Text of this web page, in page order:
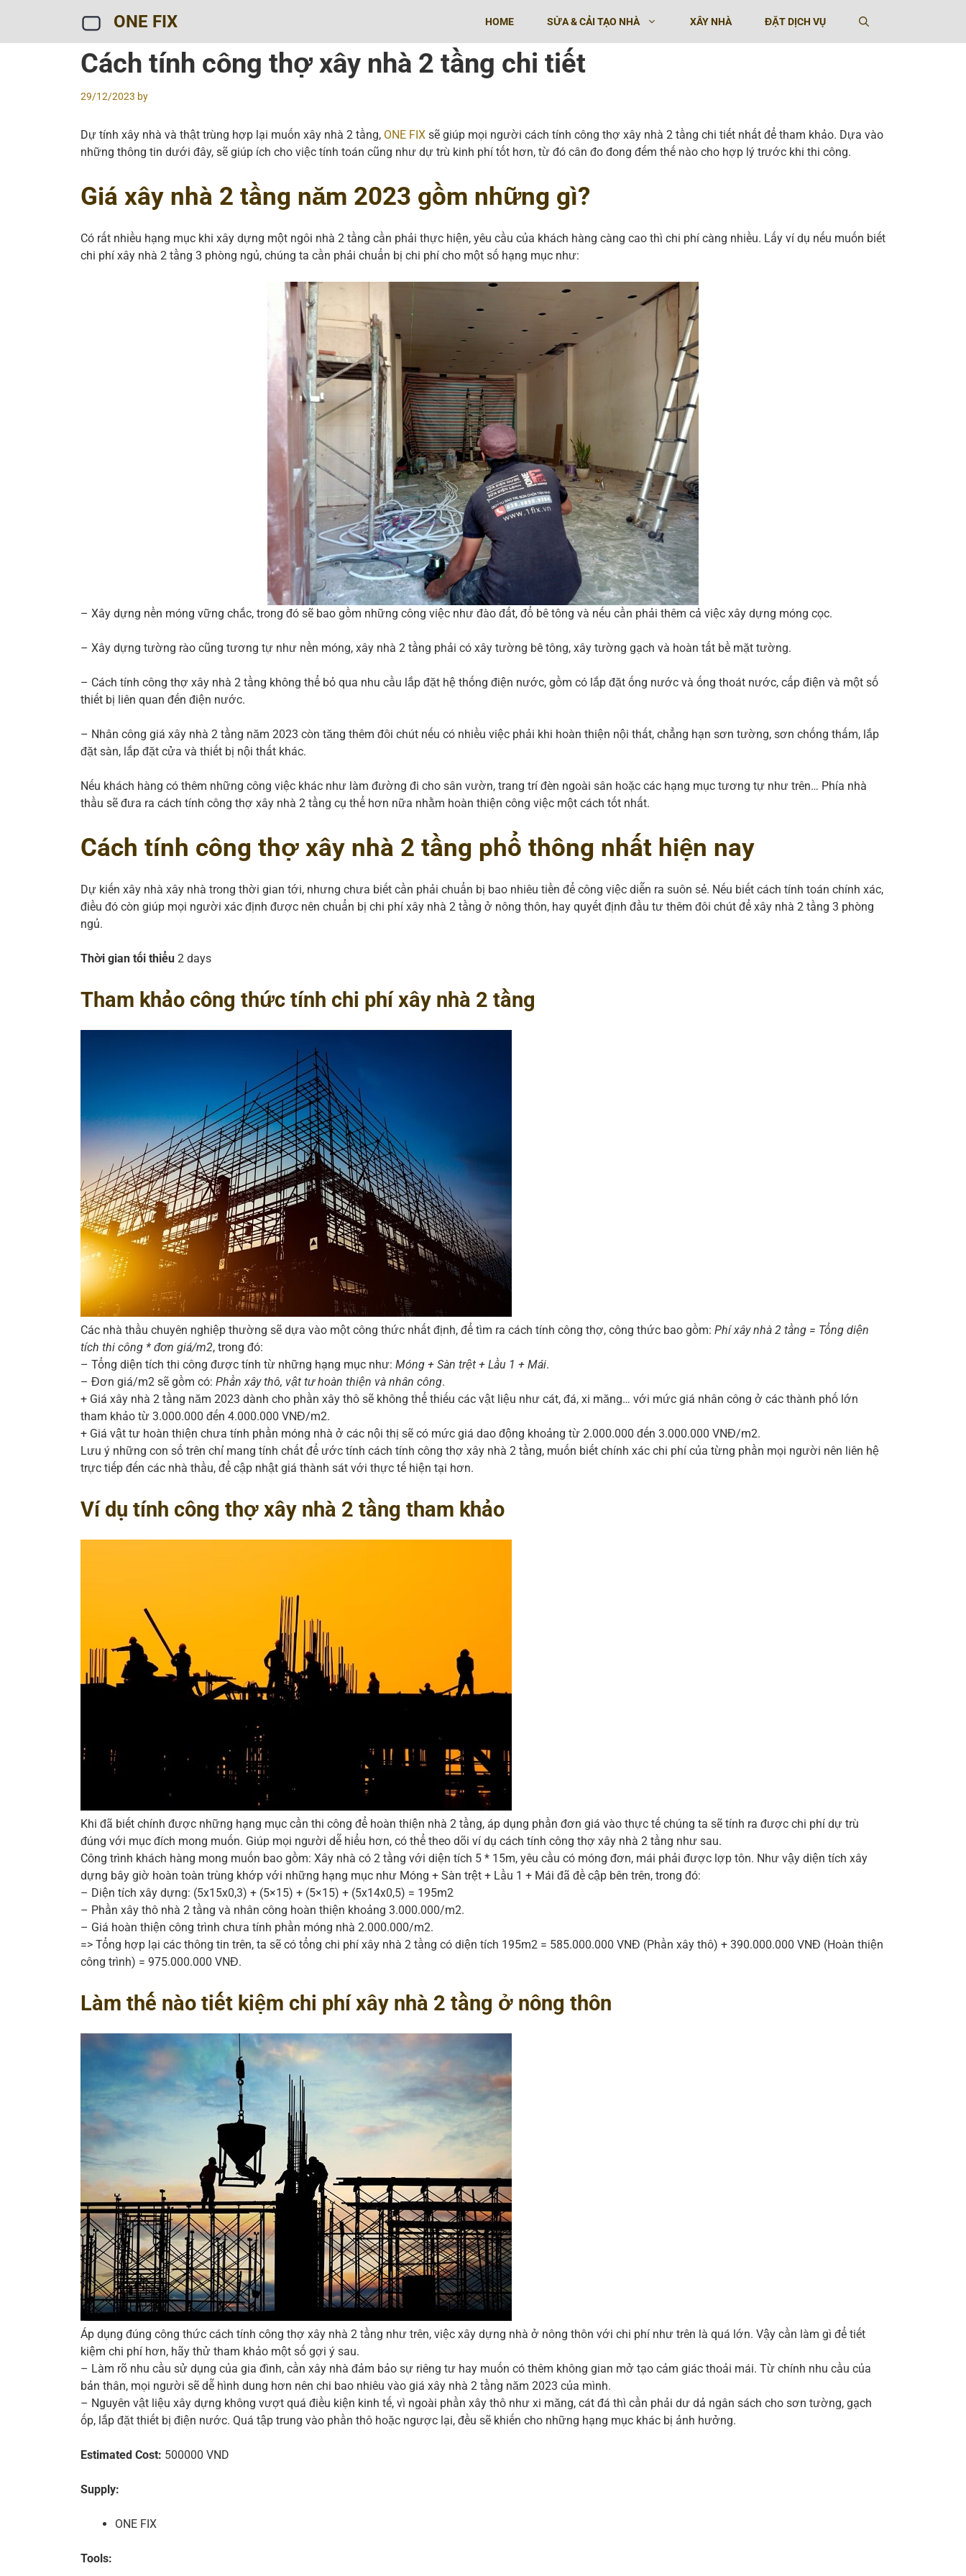
content
ONE FIX HOME SỬA & CẢI TẠO NHÀ
CHỐNG THẤM SÂN THƯỢNG
CHỐNG THẤM TOILET
XÂY NHÀ ĐẶT DỊCH VỤ
Cách tính công thợ xây nhà 2 tầng chi tiết
29/12/2023 by
Dự tính xây nhà và thật trùng hợp lại muốn xây nhà 2 tầng, ONE FIX sẽ giúp mọi người cách tính công thợ xây nhà 2 tầng chi tiết nhất để tham khảo. Dựa vào
những thông tin dưới đây, sẽ giúp ích cho việc tính toán cũng như dự trù kinh phí tốt hơn, từ đó cân đo đong đếm thế nào cho hợp lý trước khi thi công.
Giá xây nhà 2 tầng năm 2023 gồm những gì?
Có rất nhiều hạng mục khi xây dựng một ngôi nhà 2 tầng cần phải thực hiện, yêu cầu của khách hàng càng cao thì chi phí càng nhiều. Lấy ví dụ nếu muốn biết
chi phí xây nhà 2 tầng 3 phòng ngủ, chúng ta cần phải chuẩn bị chi phí cho một số hạng mục như:
– Xây dựng nền móng vững chắc, trong đó sẽ bao gồm những công việc như đào đất, đổ bê tông và nếu cần phải thêm cả việc xây dựng móng cọc.
– Xây dựng tường rào cũng tương tự như nền móng, xây nhà 2 tầng phải có xây tường bê tông, xây tường gạch và hoàn tất bề mặt tường.
– Cách tính công thợ xây nhà 2 tầng không thể bỏ qua nhu cầu lắp đặt hệ thống điện nước, gồm có lắp đặt ống nước và ống thoát nước, cấp điện và một số
thiết bị liên quan đến điện nước.
– Nhân công giá xây nhà 2 tầng năm 2023 còn tăng thêm đôi chút nếu có nhiều việc phải khi hoàn thiện nội thất, chẳng hạn sơn tường, sơn chống thấm, lắp
đặt sàn, lắp đặt cửa và thiết bị nội thất khác.
Nếu khách hàng có thêm những công việc khác như làm đường đi cho sân vườn, trang trí đèn ngoài sân hoặc các hạng mục tương tự như trên… Phía nhà
thầu sẽ đưa ra cách tính công thợ xây nhà 2 tầng cụ thể hơn nữa nhằm hoàn thiện công việc một cách tốt nhất.
Cách tính công thợ xây nhà 2 tầng phổ thông nhất hiện nay
Dự kiến xây nhà xây nhà trong thời gian tới, nhưng chưa biết cần phải chuẩn bị bao nhiêu tiền để công việc diễn ra suôn sẻ. Nếu biết cách tính toán chính xác,
điều đó còn giúp mọi người xác định được nên chuẩn bị chi phí xây nhà 2 tầng ở nông thôn, hay quyết định đầu tư thêm đôi chút để xây nhà 2 tầng 3 phòng
ngủ.
Thời gian tối thiểu 2 days
Tham khảo công thức tính chi phí xây nhà 2 tầng
Các nhà thầu chuyên nghiệp thường sẽ dựa vào một công thức nhất định, để tìm ra cách tính công thợ, công thức bao gồm: Phí xây nhà 2 tầng = Tổng diện
tích thi công * đơn giá/m2, trong đó:
– Tổng diện tích thi công được tính từ những hạng mục như: Móng + Sàn trệt + Lầu 1 + Mái.
– Đơn giá/m2 sẽ gồm có: Phần xây thô, vật tư hoàn thiện và nhân công.
+ Giá xây nhà 2 tầng năm 2023 dành cho phần xây thô sẽ không thể thiếu các vật liệu như cát, đá, xi măng… với mức giá nhân công ở các thành phố lớn
tham khảo từ 3.000.000 đến 4.000.000 VNĐ/m2.
+ Giá vật tư hoàn thiện chưa tính phần móng nhà ở các nội thị sẽ có mức giá dao động khoảng từ 2.000.000 đến 3.000.000 VNĐ/m2.
Lưu ý những con số trên chỉ mang tính chất để ước tính cách tính công thợ xây nhà 2 tầng, muốn biết chính xác chi phí của từng phần mọi người nên liên hệ
trực tiếp đến các nhà thầu, để cập nhật giá thành sát với thực tế hiện tại hơn.
Ví dụ tính công thợ xây nhà 2 tầng tham khảo
Khi đã biết chính được những hạng mục cần thi công để hoàn thiện nhà 2 tầng, áp dụng phần đơn giá vào thực tế chúng ta sẽ tính ra được chi phí dự trù
đúng với mục đích mong muốn. Giúp mọi người dễ hiểu hơn, có thể theo dõi ví dụ cách tính công thợ xây nhà 2 tầng như sau.
Công trình khách hàng mong muốn bao gồm: Xây nhà có 2 tầng với diện tích 5 * 15m, yêu cầu có móng đơn, mái phải được lợp tôn. Như vậy diện tích xây
dựng bây giờ hoàn toàn trùng khớp với những hạng mục như Móng + Sàn trệt + Lầu 1 + Mái đã đề cập bên trên, trong đó:
– Diện tích xây dựng: (5x15x0,3) + (5×15) + (5×15) + (5x14x0,5) = 195m2
– Phần xây thô nhà 2 tầng và nhân công hoàn thiện khoảng 3.000.000/m2.
– Giá hoàn thiện công trình chưa tính phần móng nhà 2.000.000/m2.
=> Tổng hợp lại các thông tin trên, ta sẽ có tổng chi phí xây nhà 2 tầng có diện tích 195m2 = 585.000.000 VNĐ (Phần xây thô) + 390.000.000 VNĐ (Hoàn thiện
công trình) = 975.000.000 VNĐ.
Làm thế nào tiết kiệm chi phí xây nhà 2 tầng ở nông thôn
Áp dụng đúng công thức cách tính công thợ xây nhà 2 tầng như trên, việc xây dựng nhà ở nông thôn với chi phí như trên là quá lớn. Vậy cần làm gì để tiết
kiệm chi phí hơn, hãy thử tham khảo một số gợi ý sau.
– Làm rõ nhu cầu sử dụng của gia đình, cần xây nhà đảm bảo sự riêng tư hay muốn có thêm không gian mở tạo cảm giác thoải mái. Từ chính nhu cầu của
bản thân, mọi người sẽ dễ hình dung hơn nên chi bao nhiêu vào giá xây nhà 2 tầng năm 2023 của mình.
– Nguyên vật liệu xây dựng không vượt quá điều kiện kinh tế, vì ngoài phần xây thô như xi măng, cát đá thì cần phải dư dả ngân sách cho sơn tường, gạch
ốp, lắp đặt thiết bị điện nước. Quá tập trung vào phần thô hoặc ngược lại, đều sẽ khiến cho những hạng mục khác bị ảnh hưởng.
Estimated Cost: 500000 VND
Supply:
ONE FIX
Tools: